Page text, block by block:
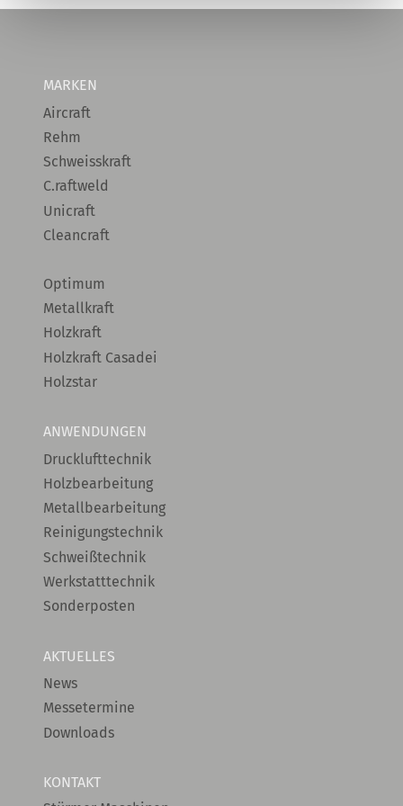
MARKEN
Aircraft
Rehm
Schweisskraft
C.raftweld
Unicraft
Cleancraft
Optimum
Metallkraft
Holzkraft
Holzkraft Casadei
Holzstar
ANWENDUNGEN
Drucklufttechnik
Holzbearbeitung
Metallbearbeitung
Reinigungstechnik
Schweißtechnik
Werkstatttechnik
Sonderposten
AKTUELLES
News
Messetermine
Downloads
KONTAKT